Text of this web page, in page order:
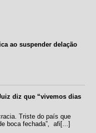
ao suspender delação
diz que “vivemos dias
Triste do país que
boca fechada”, afi[...]